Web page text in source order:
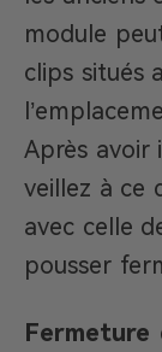
module
clips situés
Après avoir
veillez à ce
avec celle
pousser
Fermeture